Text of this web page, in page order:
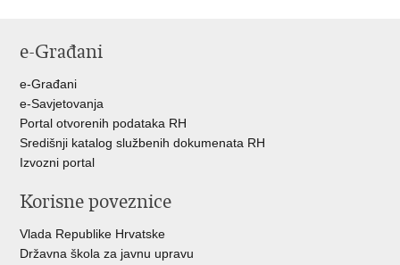
e-Građani
e-Građani
e-Savjetovanja
Portal otvorenih podataka RH
Središnji katalog službenih dokumenata RH
Izvozni portal
Korisne poveznice
Vlada Republike Hrvatske
Državna škola za javnu upravu